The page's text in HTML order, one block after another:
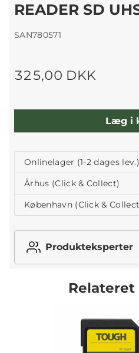
READER SD
SAN780571
325,00 DKK
Læg i
Onlinelager (1-2 dages lev.)
Århus (Click & Collect)
København (Click &
Produkteksperter